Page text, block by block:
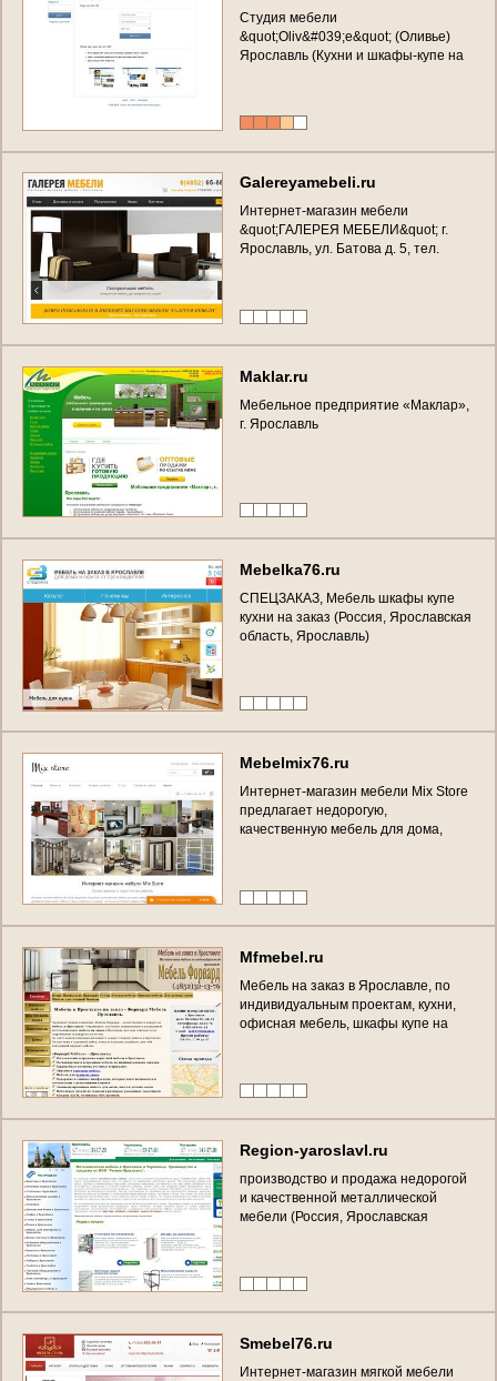
Студия мебели
&quot;Ol iv&#039;e&quot; (Оливье)
Ярославль (Кухни и шкафы-купе на
Galereyamebeli.ru
Интернет-магазин мебели
&quot;ГАЛ ЕРЕЯ М ЕБЕЛ И&quot; г.
Ярославль, ул. Батова д. 5, тел.
Ярославле
Maklar.ru
Мебельное предприятие «Маклар»,
г. Ярославль
Mebelka76.ru
С П ЕЦЗАКАЗ, Мебель шкафы купе
кухни на заказ (Россия, Ярославская
область, Ярославль)
Mebelmix76.ru
Интернет-магазин мебели Mix Store
предлагает недорогую,
качественную мебель для дома,
Mfmebel.ru
Мебель на заказ в Ярославле по
индивидуальным проектам, кухни
офисная мебель, шкафы купе на
Region-yaroslavl.ru
производство и продажа недорогой
и качественной металлической
мебели (Россия, Ярославская
Smebel76.ru
Интернет-магазин мягкой мебели